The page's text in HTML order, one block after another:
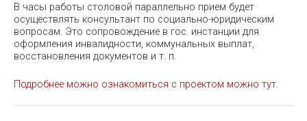
В часы работы столовой параллельно прием будет
осуществлять консультант по социально-юридическим
вопросам. Это сопровождение в гос. инстанции для
оформления инвалидности, коммунальных выплат,
восстановления документов и т. п.
Подробнее можно ознакомиться с проектом можно тут.